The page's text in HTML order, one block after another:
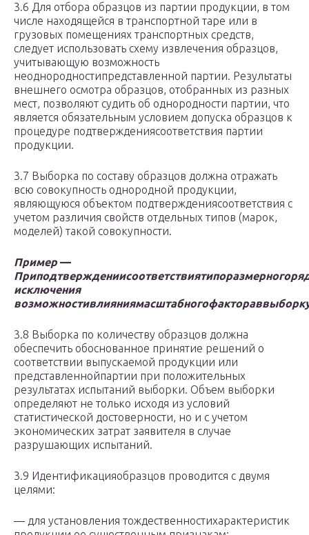
3.6 Для отбора образцов из партии продукции, в том
числе находящейся в транспортной таре или в
грузовых помещениях транспортных средств,
следует использовать схему извлечения образцов,
учитывающую возможность
неоднородностипредставленной партии. Результаты
внешнего осмотра образцов, отобранных из разных
мест, позволяют судить об однородности партии, что
является обязательным условием допуска образцов к
процедуре подтверждениясоответствия партии
продукции.
3.7 Выборка по составу образцов должна отражать
всю совокупность однородной продукции,
являющуюся объектом подтверждениясоответствия с
учетом различия свойств отдельных типов (марок,
моделей) такой совокупности.
Пример—
Приподтверждениисоответствиятипоразмерного
исключения
возможностивлияниямасштабногофакторав
3.8 Выборка по количеству образцов должна
обеспечить обоснованное принятие решений о
соответствии выпускаемой продукции или
представленнойпартии при положительных
результатах испытаний выборки. Объем выборки
определяют не только исходя из условий
статистической достоверности, но и с учетом
экономических затрат заявителя в случае
разрушающих испытаний.
3.9 Идентификацияобразцов проводится с двумя
целями:
— для установления тождественностихарактеристик